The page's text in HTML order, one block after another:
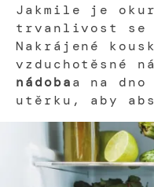
Jakmile je
trvanlivost se
Nakrájené
vzduchotěsné
nádobaa na
utěrku, aby